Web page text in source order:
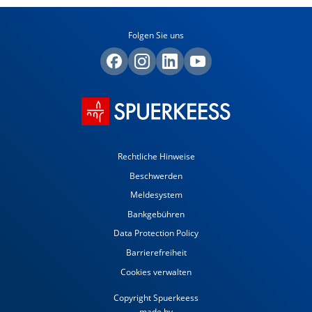
Folgen Sie uns
Rechtliche Hinweise
Beschwerden
Meldesystem
Bankgebühren
Data Protection Policy
Barrierefreiheit
Cookies verwalten
Copyright Spuerkeess